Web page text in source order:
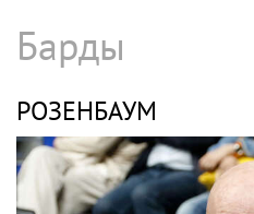
Барды
РОЗЕНБАУМ